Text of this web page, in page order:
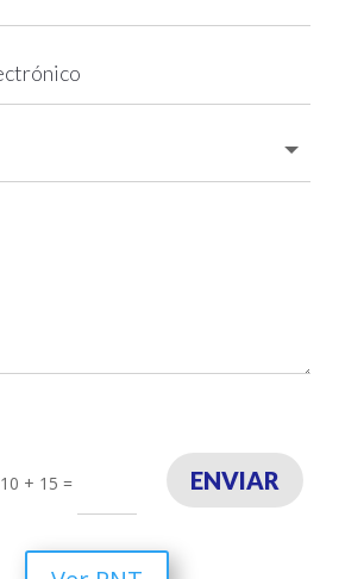
10 + 15 = ENVIAR